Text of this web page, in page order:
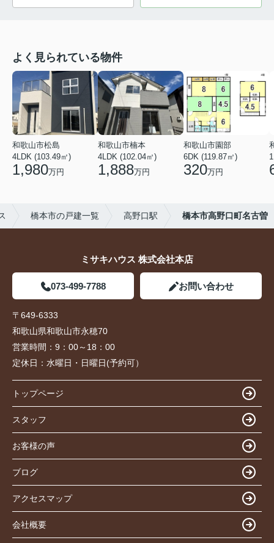
よく見られている物件
和歌山市松島
4LDK (103.49㎡)
1,980万円
和歌山市楠本
4LDK (102.04㎡)
1,888万円
和歌山市園部
6DK (119.87㎡)
320万円
橋本市の戸建一覧 高野口駅 橋本市高野口町名古曽
ミサキハウス 株式会社本店
073-499-7788 お問い合わせ
〒649-6333
和歌山県和歌山市永穂70
営業時間： 9：00～18：00
定休日： 水曜日・日曜日(予約可）
トップページ
スタッフ
お客様の声
ブログ
アクセスマップ
会社概要